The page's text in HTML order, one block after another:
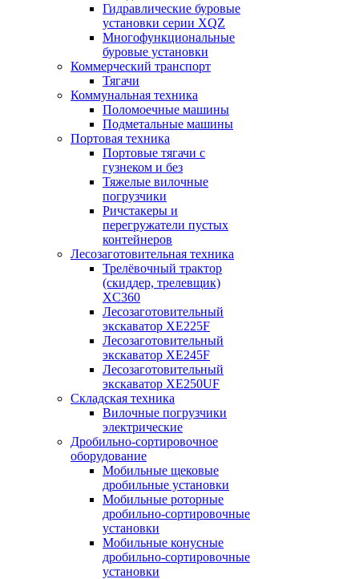
Гидравлические буровые
установки серии XQZ
Многофункциональные
буровые установки
Коммерческий транспорт
Тягачи
Коммунальная техника
Поломоечные машины
Подметальные машины
Портовая техника
Портовые тягачи с
гузнеком и без
Тяжелые вилочные
погрузчики
Ричстакеры и
перегружатели пустых
контейнеров
Лесозаготовительная техника
Трелёвочный трактор
(скиддер, трелевщик)
XC360
Лесозаготовительный
экскаватор XE225F
Лесозаготовительный
экскаватор XE245F
Лесозаготовительный
экскаватор XE250UF
Складская техника
Вилочные погрузчики
электрические
Дробильно-сортировочное
оборудование
Мобильные щековые
дробильные установки
Мобильные роторные
дробильно-сортировочные
установки
Мобильные конусные
дробильно-сортировочные
установки